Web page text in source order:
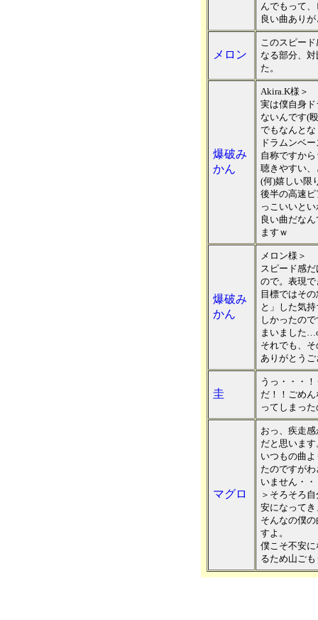
んでもって
良い曲あり
メロン
このスピー
なる部分、
た。
爆破み
かん
Akira.K様＞
実は僕自身
ないんです(殴
でもなんと
ドラムンベ
自称ですから
聴きやすい
(何)嬉しい限
後半の高速
っこいいと
良い曲だな
ますｗ
爆破み
かん
メロン様＞
スピード感
ので。表現
目標ではそ
と」した気
しかったの
まいました
それでも、
ありがとう
圭
うっ・・・
だ！！ごめ
ってしまっ
マグロ
おっ、疾走
だと思います
いつもの曲
たのですが
いません・・
＞そろそろ
安になって
そんなの僕
すよ。
僕こそ不安
るため山ご